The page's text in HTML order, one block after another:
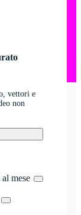
vettori e
non
mese